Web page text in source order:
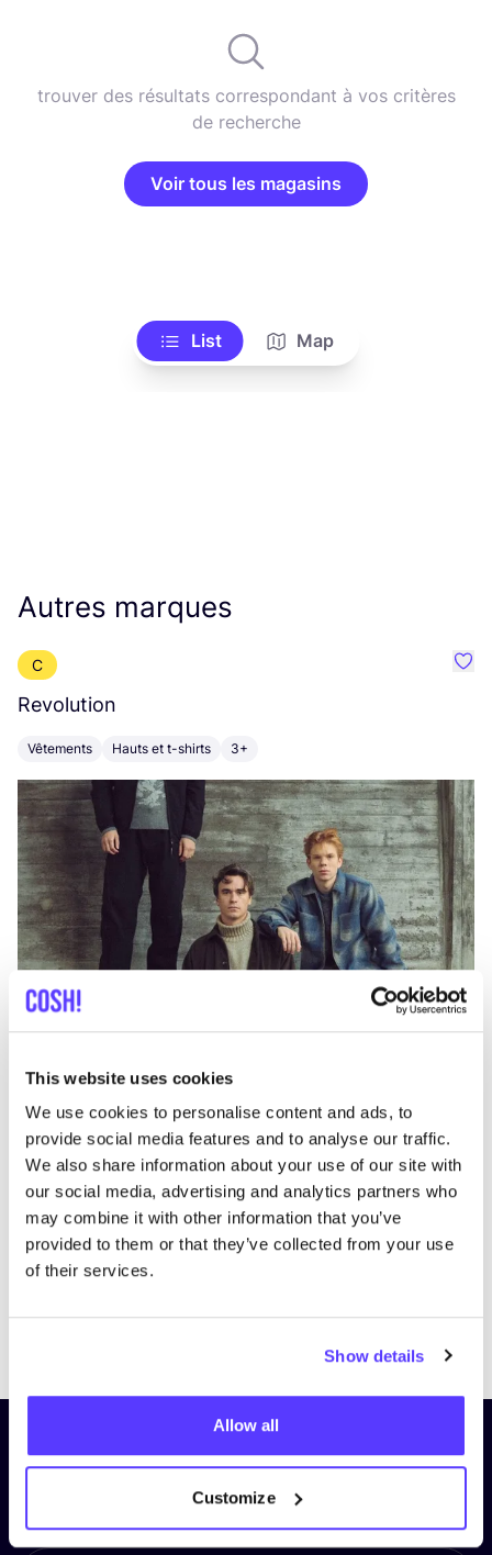
This website uses cookies
We use cookies to personalise content and ads, to
provide social media features and to analyse our traffic.
We also share information about your use of our site with
our social media, advertising and analytics partners who
may combine it with other information that you’ve
provided to them or that they’ve collected from your use
of their services.
Show details
Allow all
Customize
trouver des résultats correspondant à vos critères
de recherche
Voir tous les magasins
List Map
Autres marques
C
Revolution
Vêtements Hauts et t-shirts 3+
Inscrivez-vous à notre lettre
d’information et restez informé !
Nom*